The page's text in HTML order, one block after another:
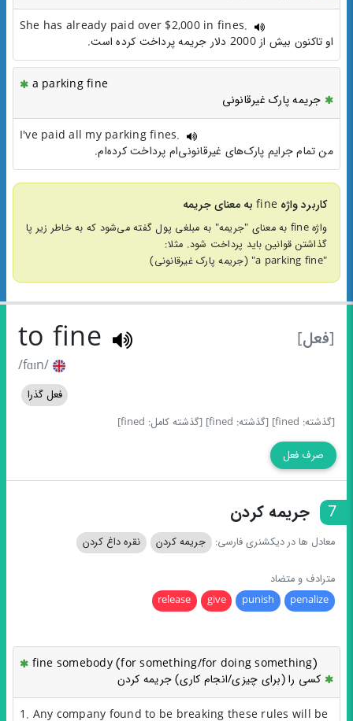
She has already paid over $2,000 in fines.
او تاکنون بیش از 2000 دلار جریمه پرداخت کرده است.
a parking fine
جریمه پارک غیرقانونی
I've paid all my parking fines.
من تمام جرایم پارک‌های غیرقانونی‌ام پرداخت کرده‌ام.
کاربرد واژه fine به معنای جریمه
واژه fine به معنای "جریمه" به مبلغی پول گفته می‌شود که به خاطر زیر پا
گذاشتن قوانین باید پرداخت شود. مثلا:
"a parking fine" (جریمه پارک غیرقانونی)
[فعل] to fine
/fɑɪn/
فعل گذرا
[گذشته: fined]
[گذشته: fined] [گذشته کامل: fined]
صرف فعل
7 جریمه کردن
معادل ها در دیکشنری فارسی: جریمه کردن نقره داغ کردن
مترادف و متضاد
penalize
punish
give
release
fine somebody (for something/for doing something)
کسی را (برای چیزی/انجام کاری) جریمه کردن
1. Any company found to be breaking these rules will be